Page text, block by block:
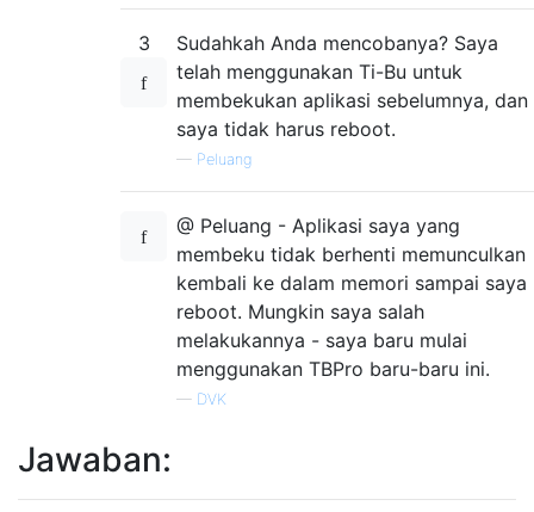
3
Sudahkah Anda mencobanya? Saya
telah menggunakan Ti-Bu untuk
membekukan aplikasi sebelumnya, dan
saya tidak harus reboot.
— Peluang
@ Peluang - Aplikasi saya yang
membeku tidak berhenti memunculkan
kembali ke dalam memori sampai saya
reboot. Mungkin saya salah
melakukannya - saya baru mulai
menggunakan TBPro baru-baru ini.
— DVK
Jawaban: